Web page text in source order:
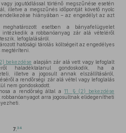
jogutódlással történő megszűnése esetén
illetve a megszűnés időpontját követő nyolc
hiányában – az engedélyt az azt
meghatározott esetben a bányafelügyelet
intézkedik a robbanóanyag zár alá vételéről
lefoglalásáról.
hatósági tárolás költségeit az engedélyes
bekezdése alapján zár alá vett vagy lefoglalt
haladéktalanul gondoskodik, ha a
illetve a jogosult annak elszállításáról,
a rendőrségi zár alá vétel vagy lefoglalás
nem gondoskodott.
a rendőrség által a 11. § (2) bekezdése
arra jogosultnak elidegenítheti
7. 34